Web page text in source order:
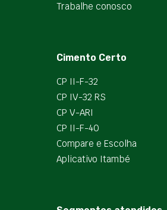
Trabalhe conosco
Cimento Certo
CP II-F-32
CP IV-32 RS
CP V-ARI
CP II-F-40
Compare e Escolha
Aplicativo Itambé